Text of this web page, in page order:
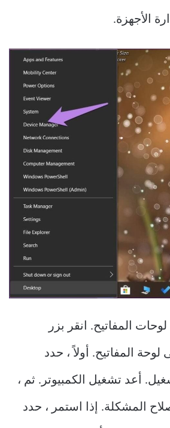
الأجهزة.
المفاتيح. انقر بزر
المفاتيح. أولاً ، حدد
أعد تشغيل الكمبيوتر. ثم ،
المشكلة. إذا استمر ، حدد